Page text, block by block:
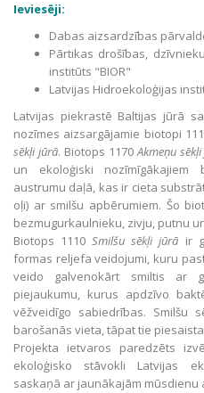
Ieviesēji:
Dabas aizsardzības
Pārtikas drošības,
institūts "BIOR"
Latvijas Hidroekoloģijas
Latvijas piekrastē Baltijas jūrā
nozīmes aizsargājamie biotopi
sēkļi jūrā. Biotops 1170Akmeņu
un ekoloģiski
austrumu daļā, kas ir cieta
oļi) ar smilšu apbērumiem. Šo
bezmugurkaulnieku, zivju, putnu
Biotops 1110Smilšu sēkļi jūrā ir
formas reljefa veidojumi, kuru
veido galvenokārt smiltis ar
piejaukumu, kurus apdzīvo
vēžveidīgo sabiedrības. Smilšu
barošanās vieta, tāpat tie
Projekta ietvaros paredzēts
ekoloģisko stāvokli Latvijas
saskaņā ar jaunākajām mūsdienu